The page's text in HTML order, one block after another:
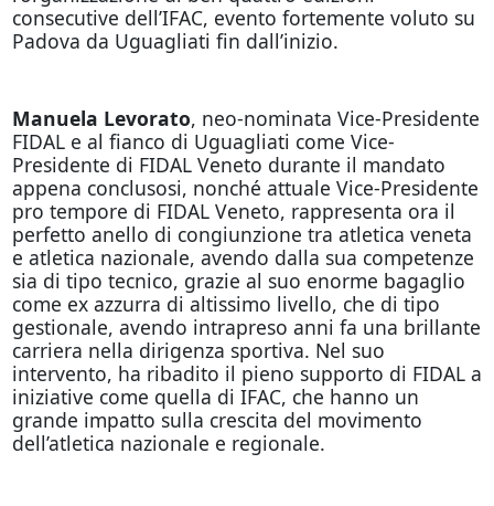
consecutive dell’IFAC, evento fortemente voluto su
Padova da Uguagliati fin dall’inizio.
Manuela Levorato, neo-nominata Vice-Presidente
FIDAL e al fianco di Uguagliati come Vice-
Presidente di FIDAL Veneto durante il mandato
appena conclusosi, nonché attuale Vice-Presidente
pro tempore di FIDAL Veneto, rappresenta ora il
perfetto anello di congiunzione tra atletica veneta
e atletica nazionale, avendo dalla sua competenze
sia di tipo tecnico, grazie al suo enorme bagaglio
come ex azzurra di altissimo livello, che di tipo
gestionale, avendo intrapreso anni fa una brillante
carriera nella dirigenza sportiva. Nel suo
intervento, ha ribadito il pieno supporto di FIDAL a
iniziative come quella di IFAC, che hanno un
grande impatto sulla crescita del movimento
dell’atletica nazionale e regionale.